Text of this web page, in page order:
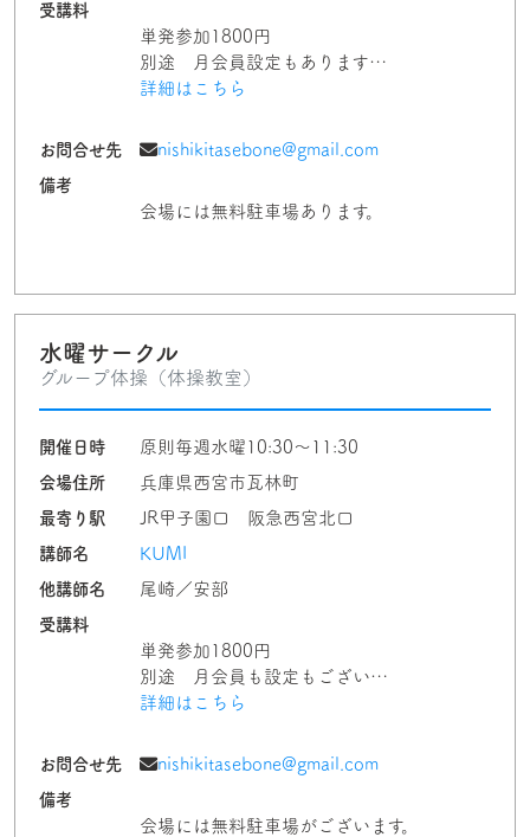
受講料
単発参加1800円
別途 月会員設定もあります…
詳細はこちら
お問合せ先
nishikitasebone@gmail.com
備考
会場には無料駐車場あります。
水曜サークル
グループ体操（体操教室）
開催日時
原則毎週水曜10:30～11:30
会場住所
兵庫県西宮市瓦林町
最寄り駅
JR甲子園口 阪急西宮北口
講師名
KUMI
他講師名
尾崎／安部
受講料
単発参加1800円
別途 月会員も設定もござい…
詳細はこちら
お問合せ先
nishikitasebone@gmail.com
備考
会場には無料駐車場がございます。